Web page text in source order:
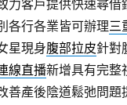
力客戶提供快速尋借
各行各業皆可辦理三
星現身腹部拉皮針對
線直播新增具有完整
善產後陰道鬆弛問題